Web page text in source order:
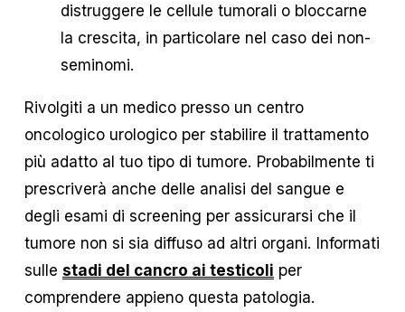
distruggere le cellule tumorali o bloccarne
la crescita, in particolare nel caso dei non-
seminomi.
Rivolgiti a un medico presso un centro
oncologico urologico per stabilire il trattamento
più adatto al tuo tipo di tumore. Probabilmente ti
prescriverà anche delle analisi del sangue e
degli esami di screening per assicurarsi che il
tumore non si sia diffuso ad altri organi. Informati
sulle stadi del cancro ai testicoli per
comprendere appieno questa patologia.